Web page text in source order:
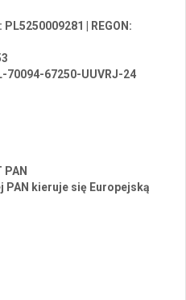
| REGON:
70094-67250-UUVRJ-24
kieruje się Europejską